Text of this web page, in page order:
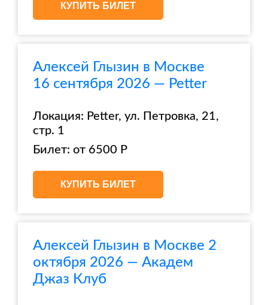
КУПИТЬ БИЛЕТ
Алексей Глызин в Москве
16 сентября 2026 — Petter
Локация: Petter, ул. Петровка, 21,
стр. 1
Билет: от 6500 Р
КУПИТЬ БИЛЕТ
Алексей Глызин в Москве 2
октября 2026 — Академ
Джаз Клуб